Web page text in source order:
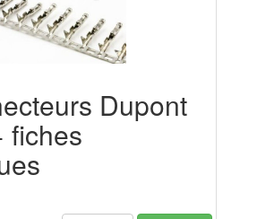
Dupont
fiches